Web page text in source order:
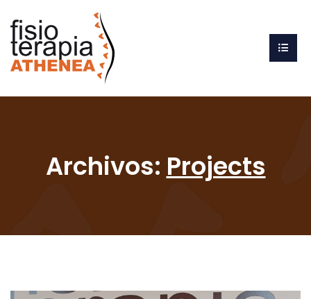
Archivos: Projects